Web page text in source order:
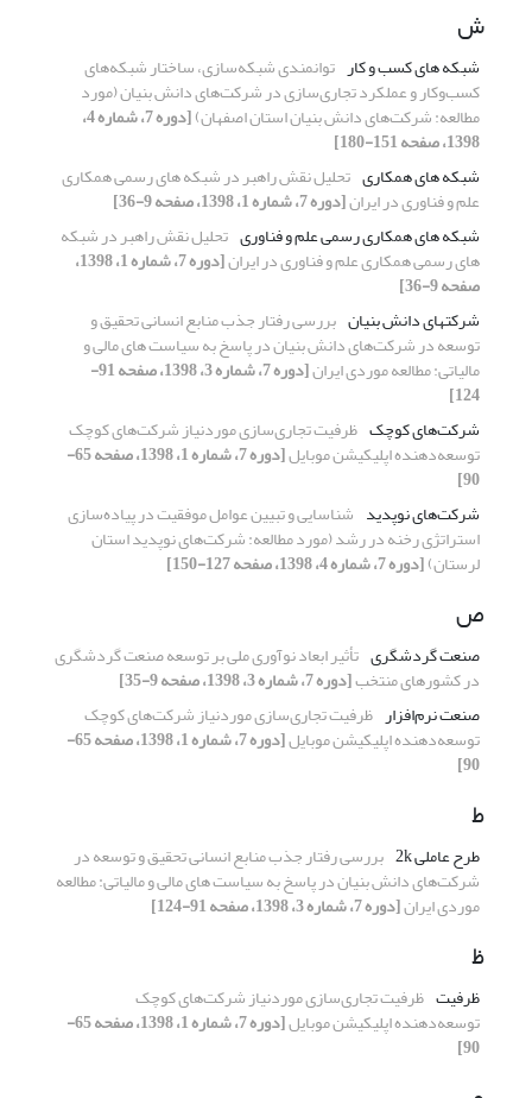
ش
شبکه های کسب و کار توانمندی شبکه‌سازی، ساختار شبکه‌های
کسب‌وکار و عملکرد تجاری‌سازی در شرکت‌های دانش بنیان (مورد
مطالعه: شرکت‌های دانش بنیان استان اصفهان) [دوره 7، شماره 4،
1398، صفحه 151-180]
شبکه های همکاری تحلیل نقش راهبر در شبکه های رسمی همکاری
علم و فناوری در ایران[دوره 7، شماره 1، 1398، صفحه 9-36]
شبکه های همکاری رسمی علم و فناوری تحلیل نقش راهبر در شبکه
های رسمی همکاری علم و فناوری در ایران [دوره 7، شماره 1، 1398،
صفحه 9-36]
شرکتهای دانش بنیان بررسی رفتار جذب منابع انسانی تحقیق و
توسعه در شرکت‌های دانش بنیان در پاسخ به سیاست های مالی و
مالیاتی: مطالعه موردی ایران [دوره 7، شماره 3، 1398، صفحه 91-
124]
شرکت‌های کوچک ظرفیت تجاری‌سازی موردنیاز شرکت‌های کوچک
توسعه‌دهنده اپلیکیشن موبایل [دوره 7، شماره 1، 1398، صفحه 65-
90]
شرکت‌‌‌‌‌‌‌‌‌‌‌‌‌‌‌‌‌‌‌‌‌‌‌‌‌‌‌‌‌‌‌‌‌‌‌‌‌‌‌‌‌های‌ نوپدید شناسایی و تبیین عوامل موفقیت در پیاده‌سازی
استراتژی رخنه‌ در‌ رشد (مورد مطالعه: شرکت‌های‌ نوپدید استان‌
لرستان)[دوره 7، شماره 4، 1398، صفحه 127-150]
ص
صنعت گردشگری تأثیر ابعاد نوآوری ملی بر توسعه صنعت گردشگری
در کشورهای منتخب[دوره 7، شماره 3، 1398، صفحه 9-35]
صنعت نرم‌افزار ظرفیت تجاری‌سازی موردنیاز شرکت‌های کوچک
توسعه‌دهنده اپلیکیشن موبایل [دوره 7، شماره 1، 1398، صفحه 65-
90]
ط
طرح عاملی 2k بررسی رفتار جذب منابع انسانی تحقیق و توسعه در
شرکت‌های دانش بنیان در پاسخ به سیاست های مالی و مالیاتی: مطالعه
موردی ایران[دوره 7، شماره 3، 1398، صفحه 91-124]
ظ
ظرفیت ظرفیت تجاری‌سازی موردنیاز شرکت‌های کوچک
توسعه‌دهنده اپلیکیشن موبایل [دوره 7، شماره 1، 1398، صفحه 65-
90]